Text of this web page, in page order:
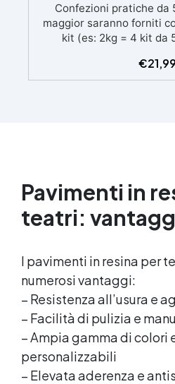
Confezioni pratiche da
maggior saranno forniti
kit (es: 2kg = 4 kit da
inizia. Sempre lucida:
brillante e uniforme in
€21,99
Pavimenti in
teatri:
I pavimenti in resina per
numerosi vantaggi:
– Resistenza all’usura e
– Facilità di pulizia e
– Ampia gamma di colori
personalizzabili
– Elevata aderenza e